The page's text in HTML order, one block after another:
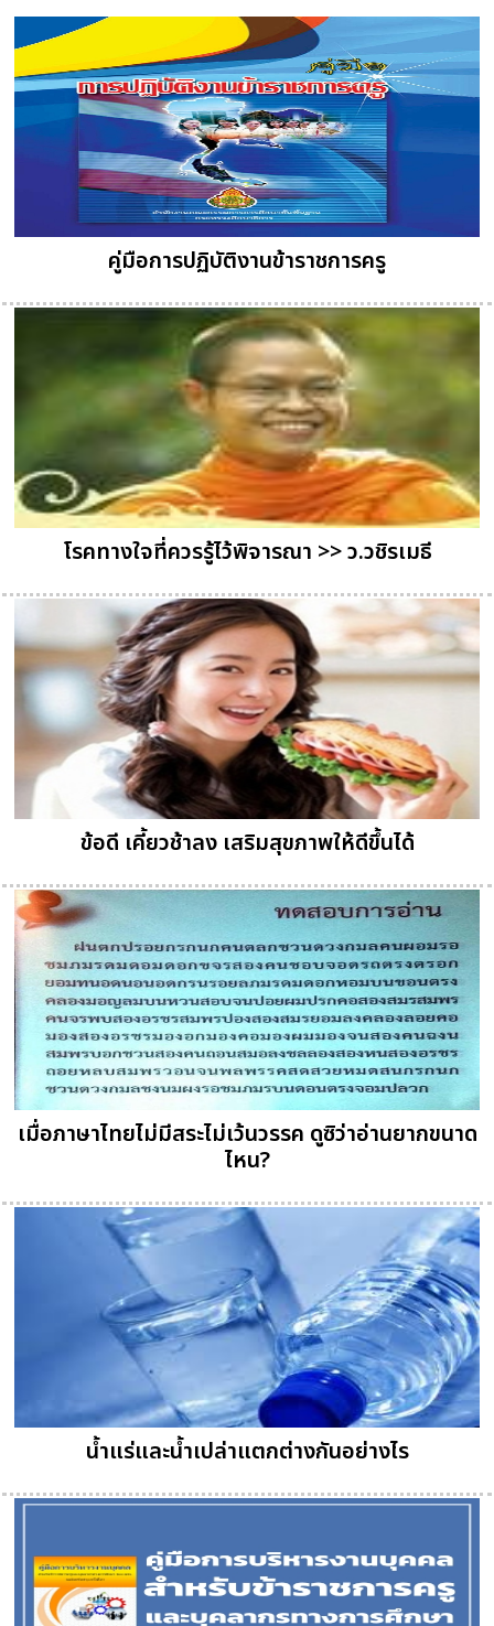
คู่มือการปฏิบัติงานข้าราชการครู
โรคทางใจที่ควรรู้ไว้พิจารณา >> ว.วชิรเมธี
ข้อดี เคี้ยวช้าลง เสริมสุขภาพให้ดีขึ้นได้
เมื่อภาษาไทยไม่มีสระไม่เว้นวรรค ดูซิว่าอ่านยากขนาด
ไหน?
น้ำแร่และน้ำเปล่าแตกต่างกันอย่างไร